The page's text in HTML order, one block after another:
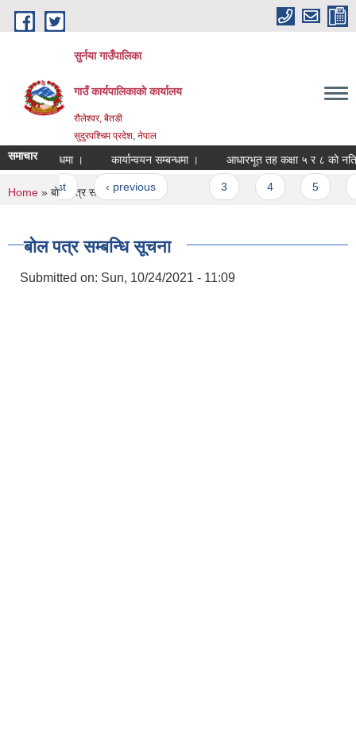
Skip to main content
सुर्नया गाउँपालिका
गाउँ कार्यपालिकाकाे कार्यालय
रौलेश्वर, बैतडी
सुदुरपश्चिम प्रदेश, नेपाल
समाचार
बैठक सम्बन्धमा । कार्यान्वयन सम्बन्धमा । आधारभूत तह कक्षा ५ र ८ को
Pages
« first ‹ previous 3 4 5
You are here
Home » बाेल पत्र सम्बन्धि सूचना
बाेल पत्र सम्बन्धि सूचना
Submitted on: Sun, 10/24/2021 - 11:09